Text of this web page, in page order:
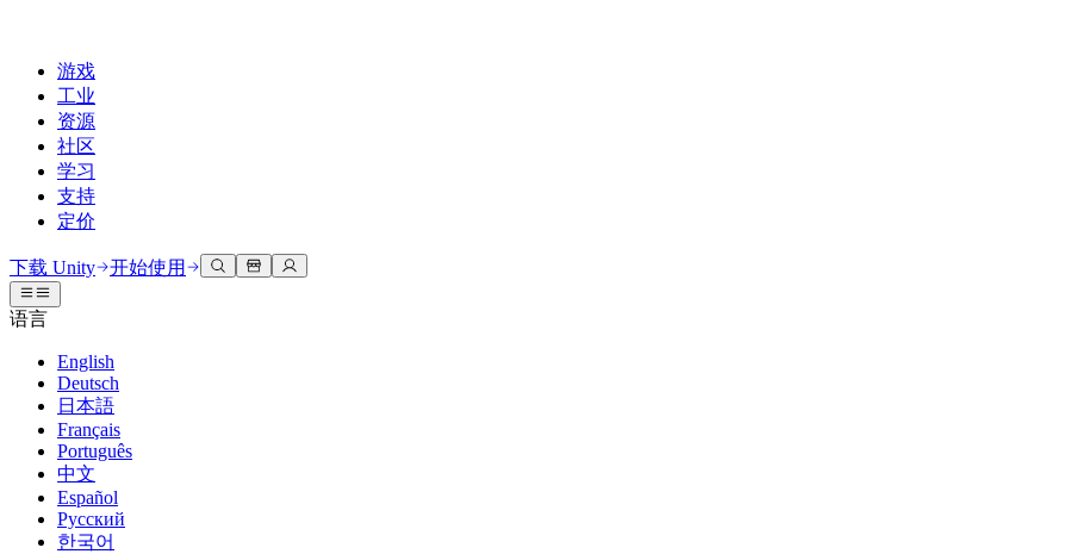
游戏
工业
资源
社区
学习
支持
定价
开发
Unity 引擎
为任何平台构建2D和3D游戏
协作
与团队协作并快速迭代
下载 Unity
计划和定价
部署
使用案例
3D协作
实时构建和审查3D项目
沉浸式培训
在沉浸式环境中培训
客户体验
创建互动3D体验
行业
技术库
文档
官方用户手册和API参考
开发者工具
发布版本和问题跟踪器
路线图
查看即将推出的功能
社区中心
讨论
讨论、解决问题和连接
事件
全球和本地活动
社区故事
Made with Unity
展示Unity创作者
适合每个级别
Unity Learn
免费掌握Unity技能
专业培训
通过Unity培训师提升您的团队
Unity新手
准备开始
开始您的学习
支持选项
获取帮助
帮助您在Unity中取得成功
成功计划
通过专家支持更快实现目标
常见问题解答
常见问题解答
联系我们
下载 Unity 开始使用
语言
English
Deutsch
日本語
Français
Português
中文
Español
Русский
한국어